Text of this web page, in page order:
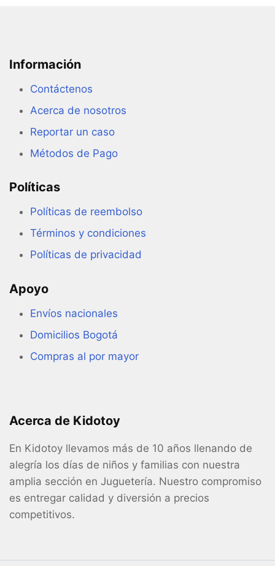
Información
Contáctenos
Acerca de nosotros
Reportar un caso
Métodos de Pago
Políticas
Políticas de reembolso
Términos y condiciones
Políticas de privacidad
Apoyo
Envíos nacionales
Domicilios Bogotá
Compras al por mayor
Acerca de Kidotoy
En Kidotoy llevamos más de 10 años llenando de
alegría los días de niños y familias con nuestra
amplia sección en Juguetería. Nuestro compromiso
es entregar calidad y diversión a precios
competitivos.